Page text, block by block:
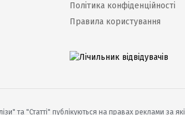
Політика конфіденційності
Правила користування
та "Статті" публікуються на правах реклами за які